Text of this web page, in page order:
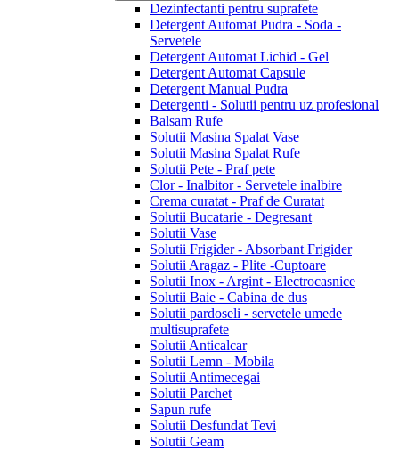
Dezinfectanti pentru suprafete
Detergent Automat Pudra - Soda -
Servetele
Detergent Automat Lichid - Gel
Detergent Automat Capsule
Detergent Manual Pudra
Detergenti - Solutii pentru uz profesional
Balsam Rufe
Solutii Masina Spalat Vase
Solutii Masina Spalat Rufe
Solutii Pete - Praf pete
Clor - Inalbitor - Servetele inalbire
Crema curatat - Praf de Curatat
Solutii Bucatarie - Degresant
Solutii Vase
Solutii Frigider - Absorbant Frigider
Solutii Aragaz - Plite -Cuptoare
Solutii Inox - Argint - Electrocasnice
Solutii Baie - Cabina de dus
Solutii pardoseli - servetele umede
multisuprafete
Solutii Anticalcar
Solutii Lemn - Mobila
Solutii Antimecegai
Solutii Parchet
Sapun rufe
Solutii Desfundat Tevi
Solutii Geam